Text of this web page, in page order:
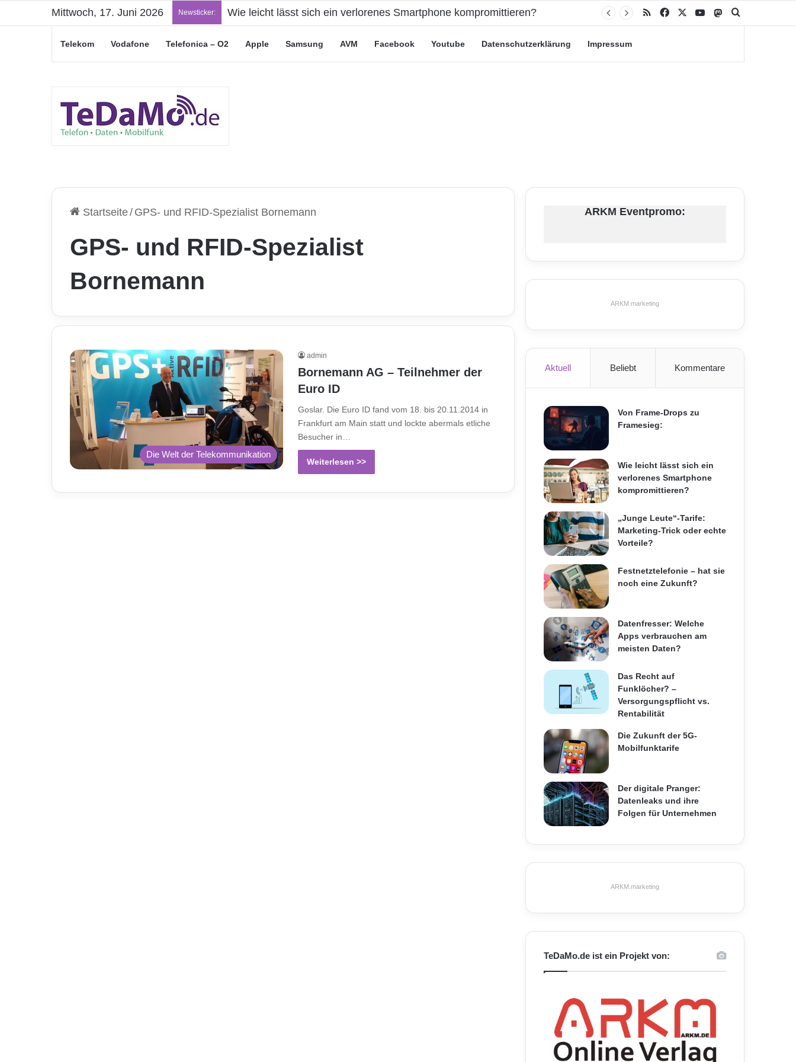
Mittwoch, 17. Juni 2026 Newsticker: „Junge Leute“-Tarife: Marketing-Trick oder echte Vorteile? RSS Facebook YouTubeMastodon
Telekom Vodafone Telefonica – O2 Apple Samsung AVM Facebook Youtube Datenschutzerklärung Impressum
Startseite/ GPS- und RFID-Spezialist Bornemann
GPS- und RFID-Spezialist
Bornemann
Die Welt der Telekommunikation
admin
Bornemann AG – Teilnehmer der
Euro ID
Goslar. Die Euro ID fand vom 18. bis 20.11.2014 in
Frankfurt am Main statt und lockte abermals etliche
Besucher in…
Weiterlesen >>
ARKM Eventpromo:
ARKM.marketing
Aktuell Beliebt Kommentare
Von Frame-Drops zu
Framesieg:
Wie leicht lässt sich ein
verlorenes Smartphone
kompromittieren?
„Junge Leute“-Tarife:
Marketing-Trick oder echte
Vorteile?
Festnetztelefonie – hat sie
noch eine Zukunft?
Datenfresser: Welche
Apps verbrauchen am
meisten Daten?
Das Recht auf
Funklöcher? –
Versorgungspflicht vs.
Rentabilität
Die Zukunft der 5G-
Mobilfunktarife
Der digitale Pranger:
Datenleaks und ihre
Folgen für Unternehmen
ARKM.marketing
TeDaMo.de ist ein Projekt von: